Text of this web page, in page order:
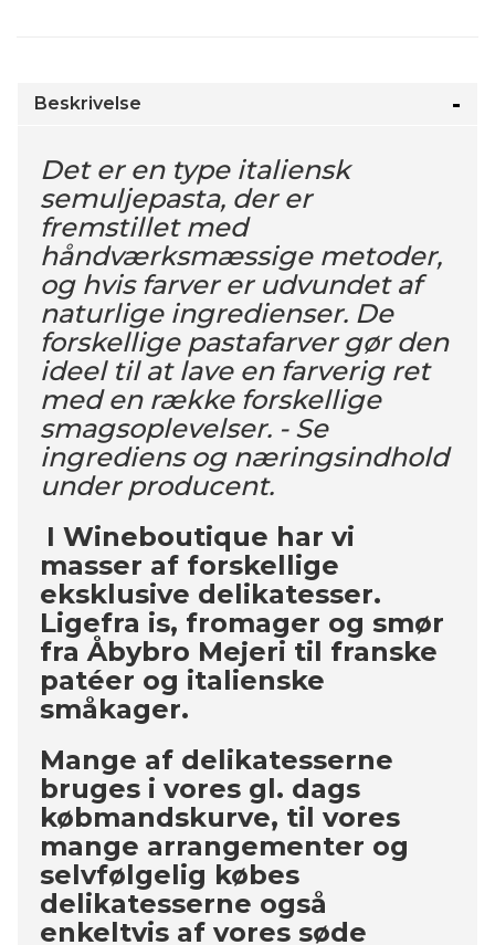
Beskrivelse
Det er en type italiensk
semuljepasta, der er
fremstillet med
håndværksmæssige metoder,
og hvis farver er udvundet af
naturlige ingredienser. De
forskellige pastafarver gør den
ideel til at lave en farverig ret
med en række forskellige
smagsoplevelser. - Se
ingrediens og næringsindhold
under producent.
I Wineboutique har vi
masser af forskellige
eksklusive delikatesser.
Ligefra is, fromager og smør
fra Åbybro Mejeri til franske
patéer og italienske
småkager.
Mange af delikatesserne
bruges i vores gl. dags
købmandskurve, til vores
mange arrangementer og
selvfølgelig købes
delikatesserne også
enkeltvis af vores søde